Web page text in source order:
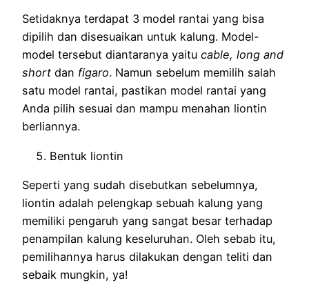
Setidaknya terdapat 3 model rantai yang bisa
dipilih dan disesuaikan untuk kalung. Model-
model tersebut diantaranya yaitu cable, long and
short dan figaro. Namun sebelum memilih salah
satu model rantai, pastikan model rantai yang
Anda pilih sesuai dan mampu menahan liontin
berliannya.
Bentuk liontin
Seperti yang sudah disebutkan sebelumnya,
liontin adalah pelengkap sebuah kalung yang
memiliki pengaruh yang sangat besar terhadap
penampilan kalung keseluruhan. Oleh sebab itu,
pemilihannya harus dilakukan dengan teliti dan
sebaik mungkin, ya!